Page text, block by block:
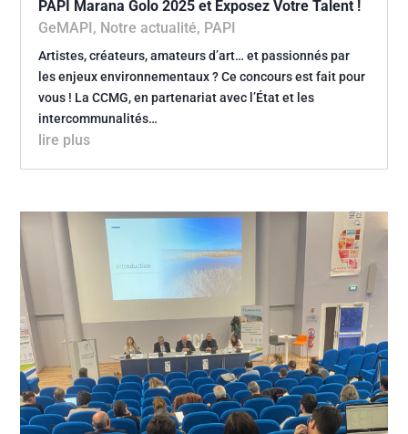
PAPI Marana Golo 2025 et Exposez Votre Talent !
GeMAPI, Notre actualité, PAPI
Artistes, créateurs, amateurs d’art… et passionnés par
les enjeux environnementaux ? Ce concours est fait pour
vous ! La CCMG, en partenariat avec l’État et les
intercommunalités…
lire plus